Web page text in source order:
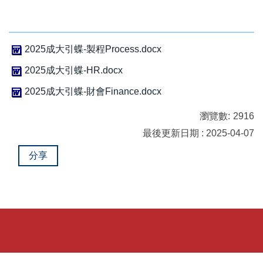
2025成大引蝶-製程Process.docx
2025成大引蝶-HR.docx
2025成大引蝶-財會Finance.docx
瀏覽數: 2916
最後更新日期 : 2025-04-07
分享